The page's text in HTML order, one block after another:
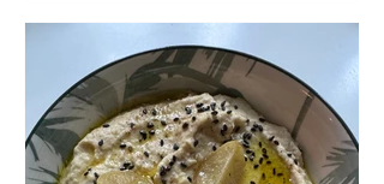
rendre plus digeste. Pour que ce soit
encore plus beau, je l’ai associé à un
radis violet coupé finement, et lui ai
ajouté au dernie